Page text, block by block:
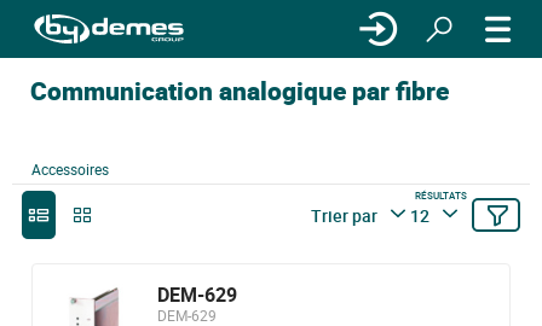
Communication analogique par fibre
Accessoires
Trier par
RÉSULTATS
12
DEM-629
DEM-629